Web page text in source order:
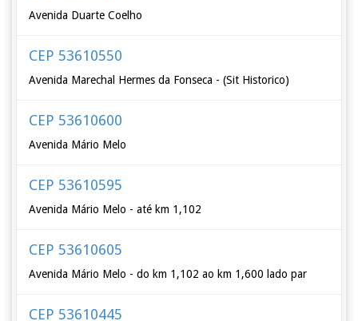
Avenida Duarte Coelho
CEP 53610550
Avenida Marechal Hermes da Fonseca - (Sit Historico)
CEP 53610600
Avenida Mário Melo
CEP 53610595
Avenida Mário Melo - até km 1,102
CEP 53610605
Avenida Mário Melo - do km 1,102 ao km 1,600 lado par
CEP 53610445